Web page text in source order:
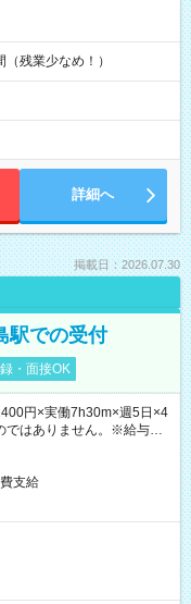
残業少なめ！）
詳細へ
掲載日：2026.07.30
駅での受付
・面接OK
円×実働7h30m×週5日×4
はありません。※給与即
支給